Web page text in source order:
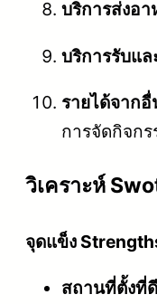
บริการส่งอ
บริการรับแ
รายได้จากอื่
การจัดกิจก
วิเคราะห์
จุดแข็ง
สถานที่ตั้งที่ดี